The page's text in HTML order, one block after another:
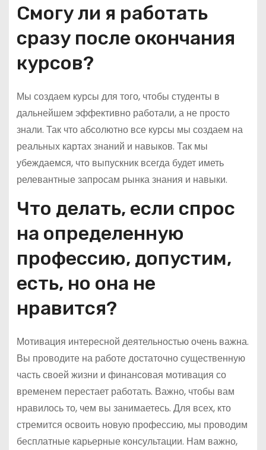
Смогу ли я работать
сразу после окончания
курсов?
Мы создаем курсы для того, чтобы студенты в
дальнейшем эффективно работали, а не просто
знали. Так что абсолютно все курсы мы создаем на
реальных картах знаний и навыков. Так мы
убеждаемся, что выпускник всегда будет иметь
релевантные запросам рынка знания и навыки.
Что делать, если спрос
на определенную
профессию, допустим,
есть, но она не
нравится?
Мотивация интересной деятельностью очень важна.
Вы проводите на работе достаточно существенную
часть своей жизни и финансовая мотивация со
временем перестает работать. Важно, чтобы вам
нравилось то, чем вы занимаетесь. Для всех, кто
стремится освоить новую профессию, мы проводим
бесплатные карьерные консультации. Нам важно,